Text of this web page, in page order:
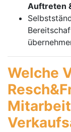
Auftreten
Welche